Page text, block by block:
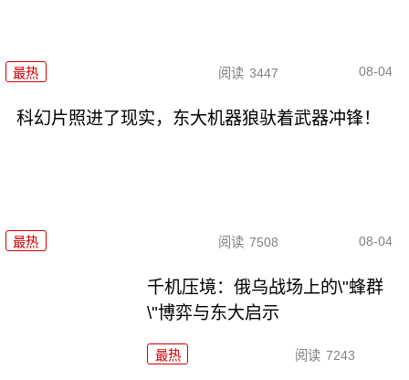
最热 阅读 3447 08-04
科幻片照进了现实，东大机器狼驮着武器冲锋！
最热 阅读 7508 08-04
千机压境：俄乌战场上的\"蜂群
\"博弈与东大启示
最热 阅读 7243